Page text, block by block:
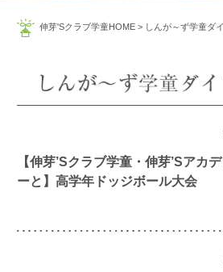
伸芽'Sクラブ学童HOME> しんが～ず学童ダ
【伸芽’Sクラブ学童・伸芽’Sアカ
ーと】高学年ドッジボール大会